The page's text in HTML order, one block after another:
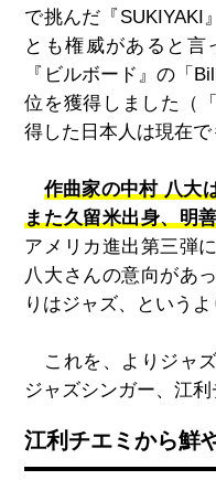
で挑んだ『SUKIYAKI
とも権威があると言
『ビルボード』の「
位を獲得しました（
得した日本人は現在で
作曲家の中村 八大
また久留米出身、明
アメリカ進出第三弾
八大さんの意向があ
りはジャズ、というよ
これを、よりジャ
ジャズシンガー、江利
江利チエミから鮮